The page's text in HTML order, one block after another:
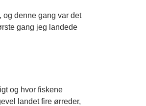
og denne gang var det
gang jeg landede
og hvor fiskene
landet fire ørreder,